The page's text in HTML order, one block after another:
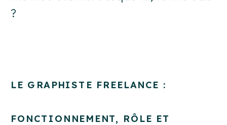
?
LE GRAPHISTE FREELANCE :
FONCTIONNEMENT, RÔLE ET